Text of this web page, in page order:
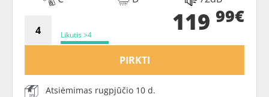
Likutis >4 119 99€
PIRKTI
Atsiėmimas rugpjūčio 10 d.